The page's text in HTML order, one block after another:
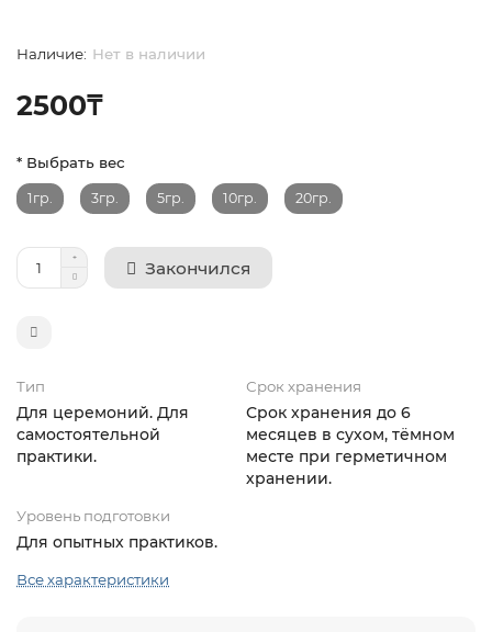
Нет в наличии
2500₸
* Выбрать вес
1гр. 3гр. 5гр. 10гр. 20гр.
Закончился
Тип
Для церемоний. Для
самостоятельной
практики.
Срок хранения
Срок хранения до 6
месяцев в сухом, тёмном
месте при герметичном
хранении.
Уровень подготовки
Для опытных практиков.
Все характеристики